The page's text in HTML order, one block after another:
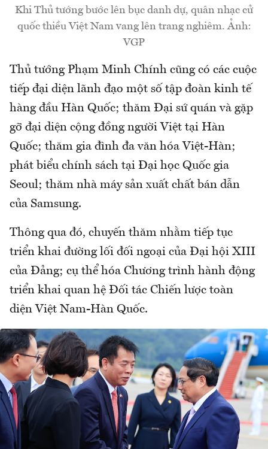
Khi Thủ tướng bước lên bục danh dự, quân nhạc cử
quốc thiều Việt Nam vang lên trang nghiêm. Ảnh:
VGP
Thủ tướng Phạm Minh Chính cũng có các cuộc
tiếp đại diện lãnh đạo một số tập đoàn kinh tế
hàng đầu Hàn Quốc; thăm Đại sứ quán và gặp
gỡ đại diện cộng đồng người Việt tại Hàn
Quốc; thăm gia đình đa văn hóa Việt-Hàn;
phát biểu chính sách tại Đại học Quốc gia
Seoul; thăm nhà máy sản xuất chất bán dẫn
của Samsung.
Thông qua đó, chuyến thăm nhằm tiếp tục
triển khai đường lối đối ngoại của Đại hội XIII
của Đảng; cụ thể hóa Chương trình hành động
triển khai quan hệ Đối tác Chiến lược toàn
diện Việt Nam-Hàn Quốc.